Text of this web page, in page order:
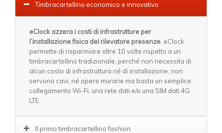
Timbracartellino economico e innovativo
eClock azzera i costi di infrastrutture per
l’installazione fisica del rilevatore presenze . eClock
permette di risparmiare oltre 10 volte rispetto a un
timbracartellino tradizionale, perché non necessita di
alcun costo di infrastruttura né di installazione, non
servono cavi, né opere murarie ma basta un semplice
collegamento Wi-Fi, una rete dati e/o una SIM dati 4G
LTE.
Il primo timbracartellino fashion